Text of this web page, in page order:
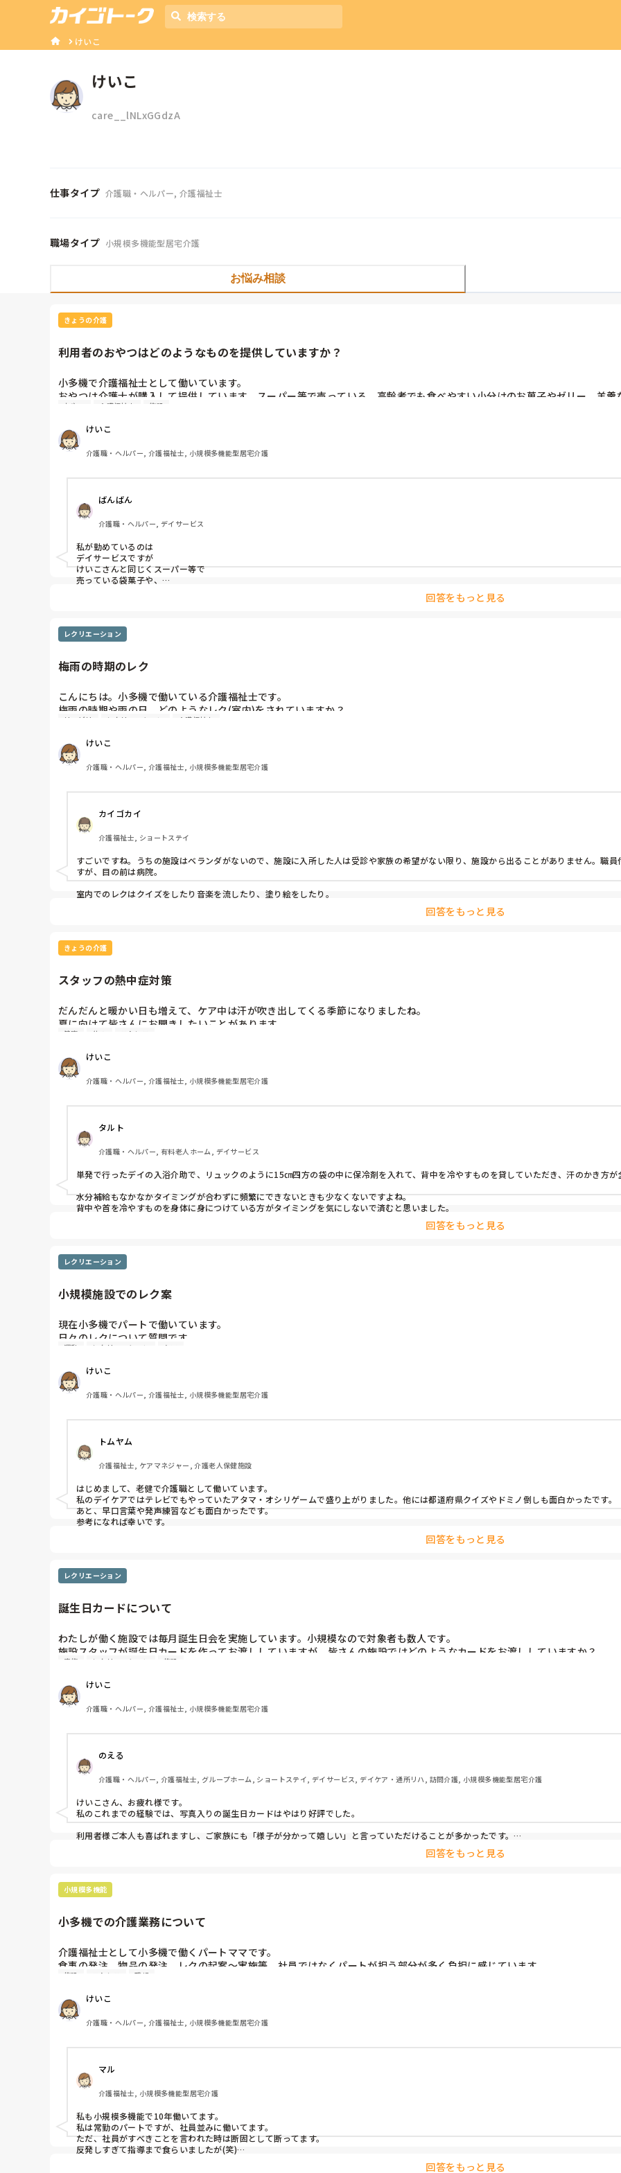
けいこ
けいこ
care__lNLxGGdzA
仕事タイプ 介護職・ヘルパー, 介護福祉士
職場タイプ 小規模多機能型居宅介護
お悩み相談
きょうの介護
利用者のおやつはどのようなものを提供していますか？
小多機で介護福祉士として働いています。
おやつは介護士が購入して提供しています。スーパー等で売っている、高齢者でも食べやすい小分けのお菓子やゼリー、羊
皆さんの施設では、普段のおやつはどのようなものを提供していますか？
おやつ 介護福祉士 施設
けいこ
介護職・ヘルパー, 介護福祉士, 小規模多機能型居宅介護
ばんばん
介護職・ヘルパー, デイサービス
私が勤めているのは
デイサービスですが
けいこさんと同じくスーパー等で
売っている袋菓子や、
ちょっとずつ食べられて
いいみたいです。
回答をもっと見る
レクリエーション
梅雨の時期のレク
こんにちは。小多機で働いている介護福祉士です。
梅雨の時期や雨の日、どのようなレク(室内)をされていますか？
リハビリ レクリエーション 介護福祉士
けいこ
介護職・ヘルパー, 介護福祉士, 小規模多機能型居宅介護
カイゴカイ
介護福祉士, ショートステイ
すごいですね。うちの施設はベランダがないので、施設に入所した人は受診や家族の希望がない限り、施設から出ることがありません。職
すが、目の前は病院。
室内でのレクはクイズをしたり音楽を流したり、塗り絵をしたり。
回答をもっと見る
きょうの介護
スタッフの熱中症対策
だんだんと暖かい日も増えて、ケア中は汗が吹き出してくる季節になりましたね。
夏に向けて皆さんにお聞きしたいことがあります。
わたしは塩分キャンディーを摂る、水分はこまめに＆スポドリと交互に、仕事終わり身体が冷えるので下着の着替えを持って
倒れず夏を乗り切りたいです。皆さんの対策教えてください。
健康 休み ストレス
けいこ
介護職・ヘルパー, 介護福祉士, 小規模多機能型居宅介護
タルト
介護職・ヘルパー, 有料老人ホーム, デイサービス
単発で行ったデイの入浴介助で、リュックのように15㎝四方の袋の中に保冷剤を入れて、背中を冷やすものを貸していただき、汗のかき方が
水分補給もなかなかタイミングが合わずに頻繁にできないときも少なくないですよね。
背中や首を冷やすものを身体に身につけている方がタイミングを気にしないで済むと思いました。
回答をもっと見る
レクリエーション
小規模施設でのレク案
現在小多機でパートで働いています。
日々のレクについて質問です。
スタッフ1人と利用者2名、のような場合のレク案があれば教えてほしいです。利用者とはコミニュケーションがとれて、ADL
運動 レクリエーション ケア
けいこ
介護職・ヘルパー, 介護福祉士, 小規模多機能型居宅介護
トムヤム
介護福祉士, ケアマネジャー, 介護老人保健施設
はじめまして、老健で介護職として働いています。
私のデイケアではテレビでもやっていたアタマ・オシリゲームで盛り上がりました。他には都道府県クイズやドミノ倒しも面白かったです。
あと、早口言葉や発声練習なども面白かったです。
参考になれば幸いです。
回答をもっと見る
レクリエーション
誕生日カードについて
わたしが働く施設では毎月誕生日会を実施しています。小規模なので対象者も数人です。
施設スタッフが誕生日カードを作ってお渡ししていますが、皆さんの施設ではどのようなカードをお渡ししていますか？
皆さんの経験談を教えてください。
家族 レクリエーション 施設
けいこ
介護職・ヘルパー, 介護福祉士, 小規模多機能型居宅介護
のえる
介護職・ヘルパー, 介護福祉士, グループホーム, ショートステイ, デイサービス, デイケア・通所リハ, 訪問介護, 小規模多機能型居宅介護
けいこさん、お疲れ様です。
私のこれまでの経験では、写真入りの誕生日カードはやはり好評でした。
利用者様ご本人も喜ばれますし、ご家族にも「様子が分かって嬉しい」と言っていただけることが多かったです。
以前は色紙で手作りしていたこともありますが、最近はCanvaを使って作成しています。厚手の紙に印刷すると見た目もしっかりして、少
写真については好みもあると思うので、事前に確認しながら対応するのが安心かなと思います。
回答をもっと見る
小規模多機能
小多機での介護業務について
介護福祉士として小多機で働くパートママです。
食事の発注、物品の発注、レクの起案〜実施等、社員ではなくパートが担う部分が多く負担に感じています。
を変えた意味を考えてしまいます。
上司(施設長)には話していますし、パートのスタッフたちで出来ることはやってきています。一年言い続けて変わらない職場
施設 ストレス 職場
けいこ
介護職・ヘルパー, 介護福祉士, 小規模多機能型居宅介護
マル
介護福祉士, 小規模多機能型居宅介護
私も小規模多機能で10年働いてます。
私は常勤のパートですが、社員並みに働いてます。
ただ、社員がすべきことを言われた時は断固として断ってます。
反発しすぎて指導まで食らいましたが(笑)
回答をもっと見る